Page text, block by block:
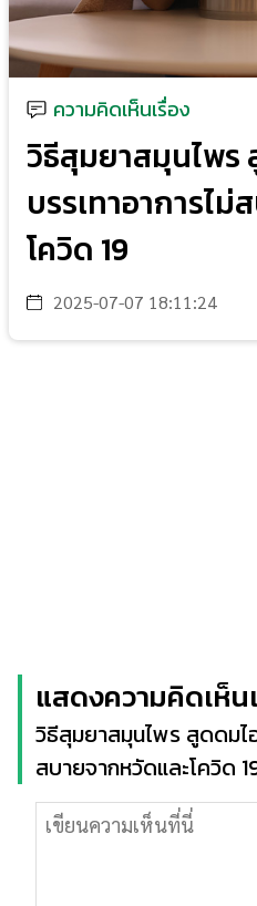
ความคิดเห็นเรื่อง
วิธีสุมยาสมุนไพร
บรรเทาอาการไ
โควิด 19
2025-07-07 18:11:24
แสดงความคิดเห็น
วิธีสุมยาสมุนไพร สูดดมไ
สบายจากหวัดและโควิด